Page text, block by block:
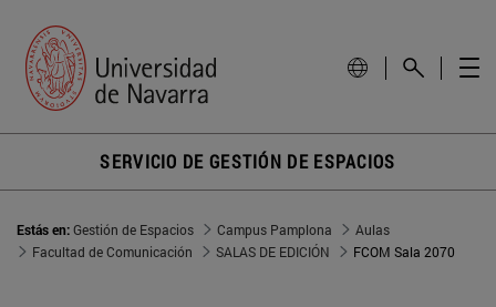
SERVICIO DE GESTIÓN DE ESPACIOS
Estás en:Gestión de Espacios Campus Pamplona
Aulas
Facultad de Comunicación
SALAS DE EDICIÓN FCOM Sala 2070